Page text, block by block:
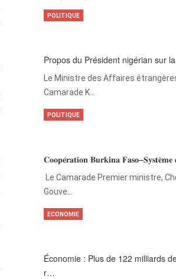
Propos du Président nigérian sur
Le Ministre des Affaires
Camarade K…
POLITIQUE
𝐂𝐨𝐨𝐩𝐞́𝐫𝐚𝐭𝐢𝐨𝐧 𝐁𝐮𝐫𝐤𝐢𝐧𝐚
‎Le Camarade Premier ministre,
Gouve…
POLITIQUE
Économie : Plus de 122 milliards
r…
ECONOMIE